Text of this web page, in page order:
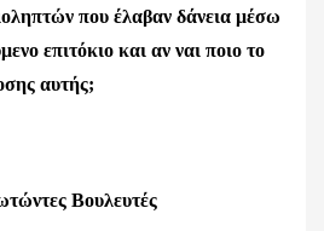
που έλαβαν δάνεια μέσω
επιτόκιο και αν ναι ποιο το
αυτής;
Βουλευτές